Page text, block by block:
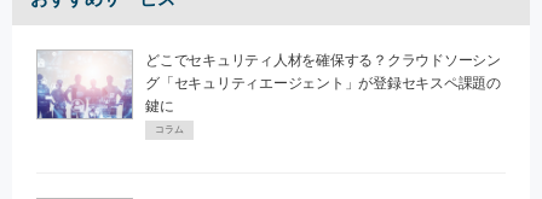
どこでセキュリティ人材を確保する？クラウドソーシン
グ「セキュリティエージェント」が登録セキスペ課題の
鍵に
コラム